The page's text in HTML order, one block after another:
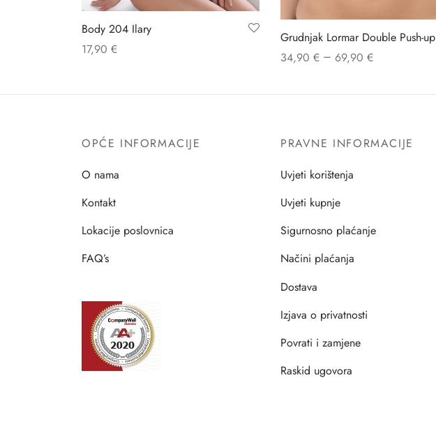
Body 204 Ilary
17,90 €
Grudnjak Lormar Double Push-up
34,90 € – 69,90 €
OPĆE INFORMACIJE
O nama
Kontakt
Lokacije poslovnica
FAQ’s
PRAVNE INFORMACIJE
Uvjeti korištenja
Uvjeti kupnje
Sigurnosno plaćanje
Načini plaćanja
Dostava
Izjava o privatnosti
Povrati i zamjene
Raskid ugovora